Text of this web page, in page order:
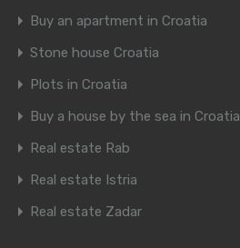
Buy an apartment in Croatia
Stone house Croatia
Plots in Croatia
Buy a house by the sea in Croatia
Real estate Rab
Real estate Istria
Real estate Zadar